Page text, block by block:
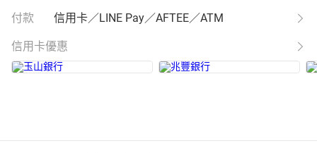
付款 信用卡／LINE Pay／AFTEE／ATM
信用卡優惠